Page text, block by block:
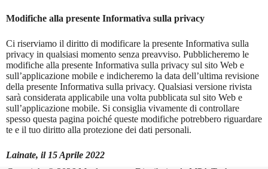
Modifiche alla presente Informativa sulla privacy
Ci riserviamo il diritto di modificare la presente Informativa sulla
privacy in qualsiasi momento senza preavviso. Pubblicheremo le
modifiche alla presente Informativa sulla privacy sul sito Web e
sull’applicazione mobile e indicheremo la data dell’ultima revisione
della presente Informativa sulla privacy. Qualsiasi versione rivista
sarà considerata applicabile una volta pubblicata sul sito Web e
sull’applicazione mobile. Si consiglia vivamente di controllare
spesso questa pagina poiché queste modifiche potrebbero riguardare
te e il tuo diritto alla protezione dei dati personali.
Lainate, il 15 Aprile 2022